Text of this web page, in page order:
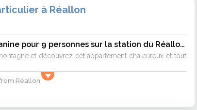
à Réallon
Superbe T2 avec mezzanine pour 9 personnes sur la station du Réallon MEANS1
et découvrez cet appartement chaleureux et tout
Réallon